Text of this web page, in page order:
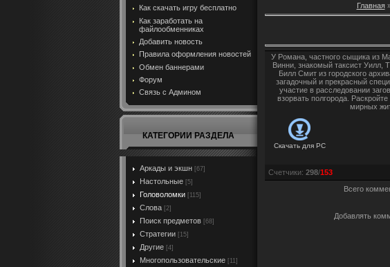
Как скачать игру бесплатно
Как заработать на
файлообменниках
Добавить новость
Правила оформления новостей
Обмен баннерами
Форум
Связь с Админом
КАТЕГОРИИ РАЗДЕЛА
Аркады и экшн [67]
Настольные [5]
Головоломки [115]
Слова [2]
Поиск предметов [68]
Стратегии [15]
Другие [4]
Многопользовательские [11]
Главная
У Романа, частного сыщика из
Винни, знакомый таксист Уилл,
Билл Смит из городского
загадочный и прекрасный
участие в расследовании
взорвать полгорода.
мирных
Скачать дляPC
Счетчики: 298/153
Всего
Добавлять